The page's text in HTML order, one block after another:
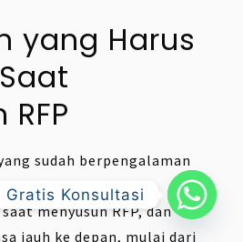
yang Harus
sudah berpengalaman
pun masih kerap
menyusun RFP, dan
jauh ke depan, mulai dari
Gratis Konsultasi